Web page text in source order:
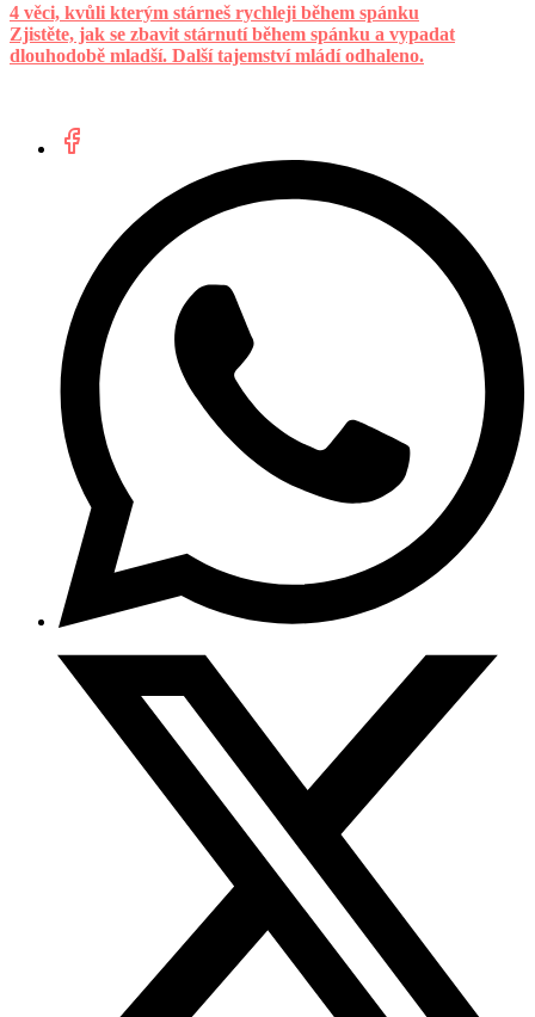
4 věci, kvůli kterým stárneš rychleji během spánku
Zjistěte, jak se zbavit stárnutí během spánku a vypadat
dlouhodobě mladší. Další tajemství mládí odhaleno.